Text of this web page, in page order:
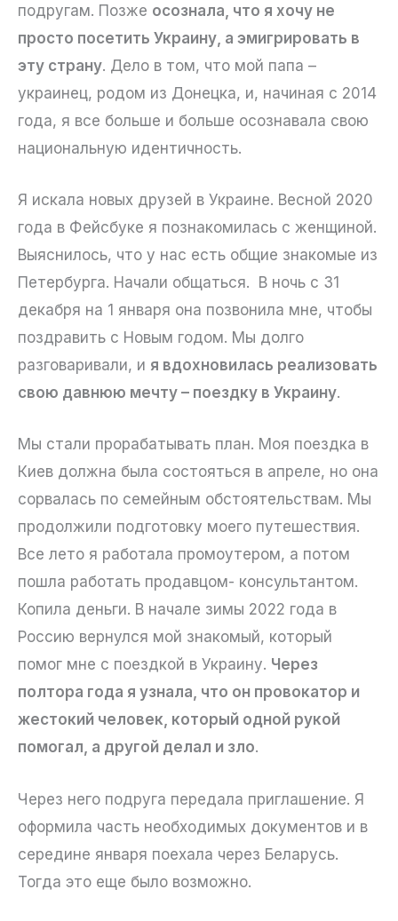
подругам. Позже осознала, что я хочу не
просто посетить Украину, а эмигрировать в
эту страну. Дело в том, что мой папа –
украинец, родом из Донецка, и, начиная с 2014
года, я все больше и больше осознавала свою
национальную идентичность.
Я искала новых друзей в Украине. Весной 2020
года в Фейсбуке я познакомилась с женщиной.
Выяснилось, что у нас есть общие знакомые из
Петербурга. Начали общаться. В ночь с 31
декабря на 1 января она позвонила мне, чтобы
поздравить с Новым годом. Мы долго
разговаривали, и я вдохновилась реализовать
свою давнюю мечту – поездку в Украину.
Мы стали прорабатывать план. Моя поездка в
Киев должна была состояться в апреле, но она
сорвалась по семейным обстоятельствам. Мы
продолжили подготовку моего путешествия.
Все лето я работала промоутером, а потом
пошла работать продавцом- консультантом.
Копила деньги. В начале зимы 2022 года в
Россию вернулся мой знакомый, который
помог мне с поездкой в Украину. Через
полтора года я узнала, что он провокатор и
жестокий человек, который одной рукой
помогал, а другой делал и зло.
Через него подруга передала приглашение. Я
оформила часть необходимых документов и в
середине января поехала через Беларусь.
Тогда это еще было возможно.